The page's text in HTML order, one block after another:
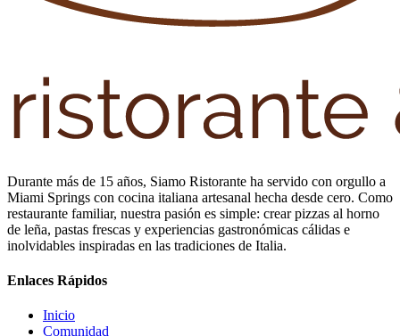
Durante más de 15 años, Siamo Ristorante ha servido con orgullo a
Miami Springs con cocina italiana artesanal hecha desde cero. Como
restaurante familiar, nuestra pasión es simple: crear pizzas al horno
de leña, pastas frescas y experiencias gastronómicas cálidas e
inolvidables inspiradas en las tradiciones de Italia.
Enlaces Rápidos
Inicio
Comunidad